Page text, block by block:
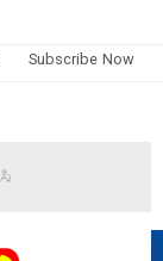
Subscribe Now